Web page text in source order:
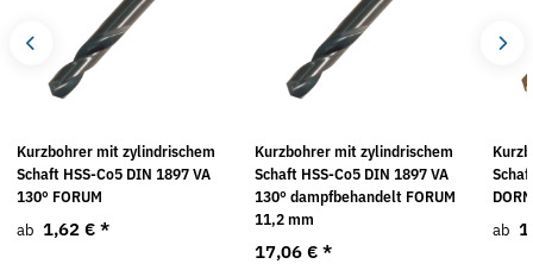
Kurzbohrer mit zylindrischem
Schaft HSS-Co5 DIN 1897 VA
130° FORUM
ab 1,62 € *
Kurzbohrer mit zylindrischem
Schaft HSS-Co5 DIN 1897 VA
130° dampfbehandelt FORUM
11,2 mm
17,06 € *
ab